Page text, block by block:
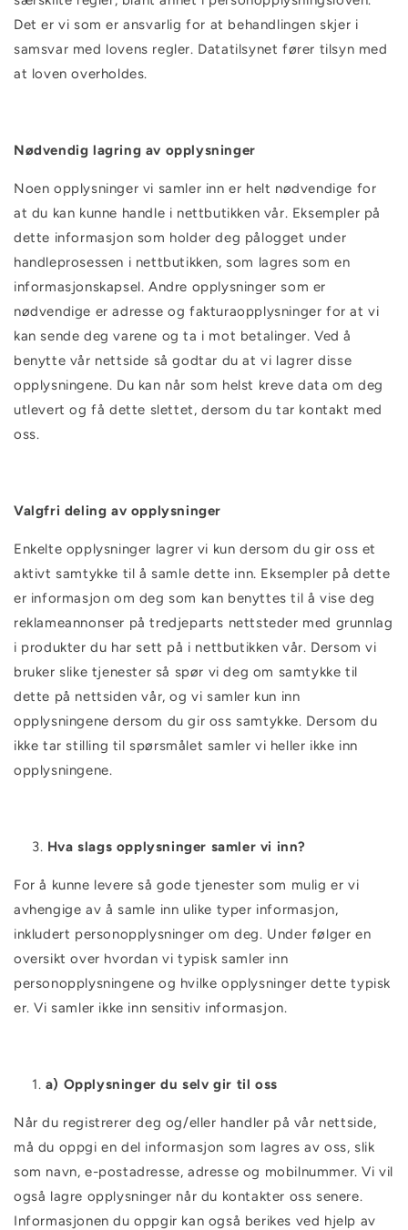
Det er vi som er ansvarlig for at behandlingen skjer i
samsvar med lovens regler. Datatilsynet fører tilsyn med
at loven overholdes.
Nødvendig lagring av opplysninger
Noen opplysninger vi samler inn er helt nødvendige for
at du kan kunne handle i nettbutikken vår. Eksempler på
dette informasjon som holder deg pålogget under
handleprosessen i nettbutikken, som lagres som en
informasjonskapsel. Andre opplysninger som er
nødvendige er adresse og fakturaopplysninger for at vi
kan sende deg varene og ta i mot betalinger. Ved å
benytte vår nettside så godtar du at vi lagrer disse
opplysningene. Du kan når som helst kreve data om deg
utlevert og få dette slettet, dersom du tar kontakt med
oss.
Valgfri deling av opplysninger
Enkelte opplysninger lagrer vi kun dersom du gir oss et
aktivt samtykke til å samle dette inn. Eksempler på dette
er informasjon om deg som kan benyttes til å vise deg
reklameannonser på tredjeparts nettsteder med grunnlag
i produkter du har sett på i nettbutikken vår. Dersom vi
bruker slike tjenester så spør vi deg om samtykke til
dette på nettsiden vår, og vi samler kun inn
opplysningene dersom du gir oss samtykke. Dersom du
ikke tar stilling til spørsmålet samler vi heller ikke inn
opplysningene.
Hva slags opplysninger samler vi inn?
For å kunne levere så gode tjenester som mulig er vi
avhengige av å samle inn ulike typer informasjon,
inkludert personopplysninger om deg. Under følger en
oversikt over hvordan vi typisk samler inn
personopplysningene og hvilke opplysninger dette typisk
er. Vi samler ikke inn sensitiv informasjon.
a) Opplysninger du selv gir til oss
Når du registrerer deg og/eller handler på vår nettside,
må du oppgi en del informasjon som lagres av oss, slik
som navn, e-postadresse, adresse og mobilnummer. Vi vil
også lagre opplysninger når du kontakter oss senere.
Informasjonen du oppgir kan også berikes ved hjelp av